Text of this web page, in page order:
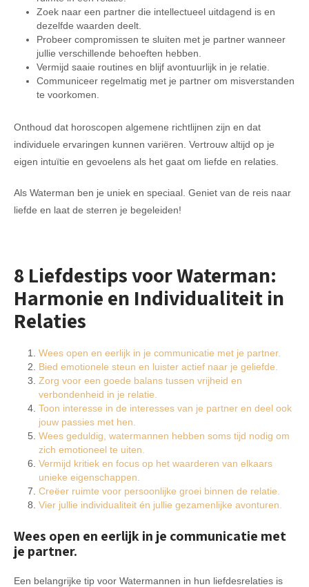
Zoek naar een partner die intellectueel uitdagend is en
dezelfde waarden deelt.
Probeer compromissen te sluiten met je partner wanneer
jullie verschillende behoeften hebben.
Vermijd saaie routines en blijf avontuurlijk in je relatie.
Communiceer regelmatig met je partner om misverstanden
te voorkomen.
Onthoud dat horoscopen algemene richtlijnen zijn en dat
individuele ervaringen kunnen variëren. Vertrouw altijd op je
eigen intuïtie en gevoelens als het gaat om liefde en relaties.
Als Waterman ben je uniek en speciaal. Geniet van de reis naar
liefde en laat de sterren je begeleiden!
8 Liefdestips voor Waterman:
Harmonie en Individualiteit in
Relaties
Wees open en eerlijk in je communicatie met je partner.
Bied emotionele steun en luister actief naar je geliefde.
Zorg voor een goede balans tussen vrijheid en
verbondenheid in je relatie.
Toon interesse in de interesses van je partner en deel ook
jouw passies met hen.
Wees geduldig, watermannen hebben soms tijd nodig om
zich emotioneel te uiten.
Vermijd kritiek en focus op het waarderen van elkaars
unieke eigenschappen.
Creëer ruimte voor persoonlijke groei binnen de relatie.
Vier jullie individualiteit én jullie gezamenlijke avonturen.
Wees open en eerlijk in je communicatie met
je partner.
Een belangrijke tip voor Watermannen in hun liefdesrelaties is